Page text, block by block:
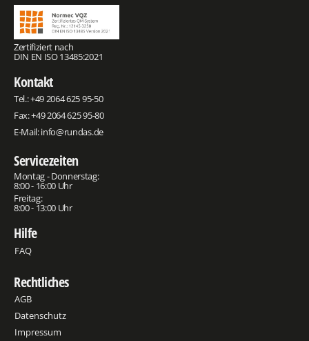
Zertifiziert nach
DIN EN ISO 13485:2021
Kontakt
Tel.:+49 2064 625 95-50
Fax: +49 2064 625 95-80
E-Mail:info@rundas.de
Servicezeiten
Montag - Donnerstag:
8:00 - 16:00 Uhr
Freitag:
8:00 - 13:00 Uhr
Hilfe
FAQ
Rechtliches
AGB
Datenschutz
Impressum